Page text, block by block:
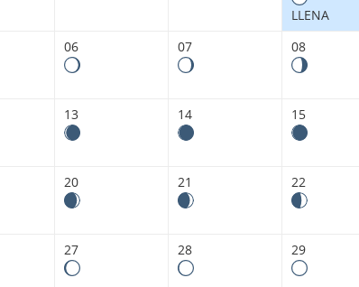
Ecuador.
LLENA
06 07 08
13 14 15
20 21 22
27 28 29